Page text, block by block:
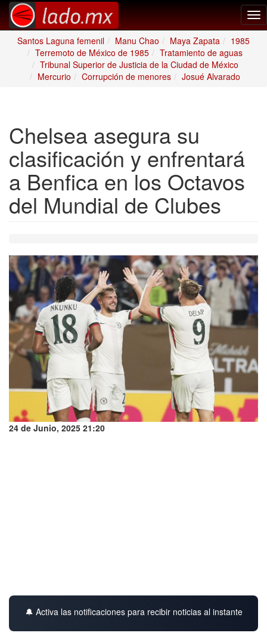
Santos Laguna femenil
Manu Chao Maya Zapata
1985
Terremoto de México de 1985
Tratamiento de aguas
Tribunal Superior de Justicia de la Ciudad de México
Mercurio
Corrupción de menores Josué Alvarado
Chelsea asegura su
clasificación y enfrentará
a Benfica en los Octavos
del Mundial de Clubes
24 de Junio, 2025 21:20
🔔 Activa las notificaciones para recibir noticias al instante